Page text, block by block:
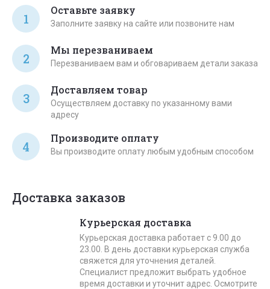
1
Оставьте заявку
Заполните заявку на сайте или позвоните нам
2
Мы перезваниваем
Перезваниваем вам и обговариваем детали заказа
3
Доставляем товар
Осуществляем доставку по указанному вами
адресу
4
Производите оплату
Вы производите оплату любым удобным способом
Доставка заказов
Курьерская доставка
Курьерская доставка работает с 9.00 до
23.00. В день доставки курьерская служба
свяжется для уточнения деталей.
Специалист предложит выбрать удобное
время доставки и уточнит адрес. Осмотрите